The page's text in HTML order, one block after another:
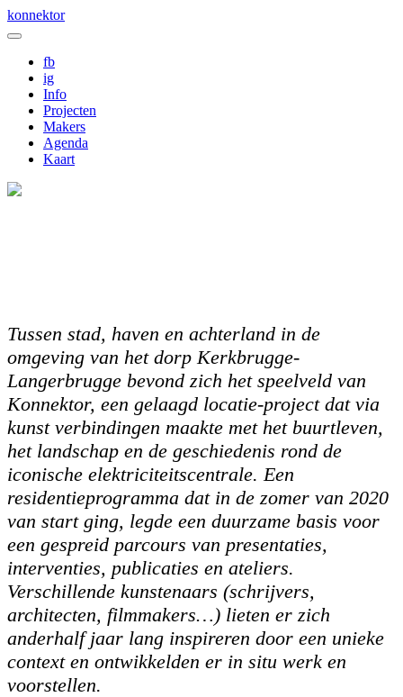
Skip
to
konnektor
fb
ig
Info
Projecten
Makers
Agenda
Kaart
Tussen stad, haven en achterland in de
omgeving van het dorp Kerkbrugge-
Langerbrugge bevond zich het speelveld van
Konnektor, een gelaagd locatie-project dat via
kunst verbindingen maakte met het buurtleven,
het landschap en de geschiedenis rond de
iconische elektriciteitscentrale. Een
residentieprogramma dat in de zomer van 2020
van start ging, legde een duurzame basis voor
een gespreid parcours van presentaties,
interventies, publicaties en ateliers.
Verschillende kunstenaars (schrijvers,
architecten, filmmakers…) lieten er zich
anderhalf jaar lang inspireren door een unieke
context en ontwikkelden er in situ werk en
voorstellen.